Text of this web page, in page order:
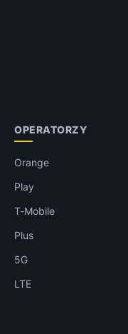
OPERATORZY
Orange
Play
T-Mobile
Plus
5G
LTE